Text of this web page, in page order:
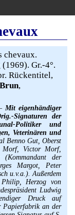
chevaux.
Gr.-4°.
Rückentitel,
,
Mit eigenhändiger
Signaturen der
Politiker und
Veterinären und
Benno Gut, Oberst
Morf, Victor Morf,
der
Margot, Peter
u.v.a.). Außerdem
Philip, Herzog von
Ludwig
Druck auf
Papierfabrik an der